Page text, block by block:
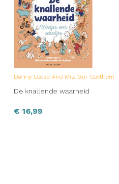
Danny Looze And Mila Van Goethem
De knallende waarheid
€ 16,99